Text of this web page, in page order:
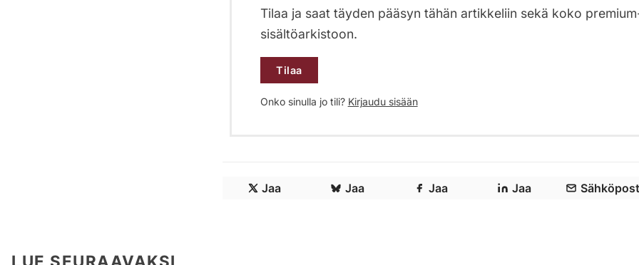
Tilaa ja saat täyden pääsyn tähän artikkeliin sekä koko
sisältöarkistoon.
Tilaa
Onko sinulla jo tili? Kirjaudu sisään
Jaa Jaa Jaa Jaa